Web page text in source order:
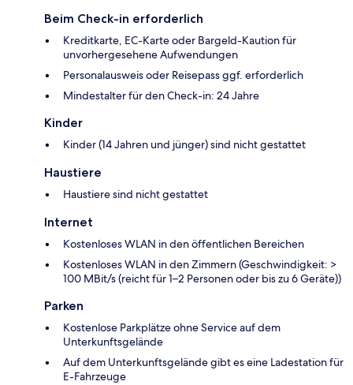
Beim Check-in erforderlich
Kreditkarte, EC-Karte oder Bargeld-Kaution für
unvorhergesehene Aufwendungen
Personalausweis oder Reisepass ggf. erforderlich
Mindestalter für den Check-in: 24 Jahre
Kinder
Kinder (14 Jahren und jünger) sind nicht gestattet
Haustiere
Haustiere sind nicht gestattet
Internet
Kostenloses WLAN in den öffentlichen Bereichen
Kostenloses WLAN in den Zimmern (Geschwindigkeit: >
100 MBit/s (reicht für 1–2 Personen oder bis zu 6 Geräte))
Parken
Kostenlose Parkplätze ohne Service auf dem
Unterkunftsgelände
Auf dem Unterkunftsgelände gibt es eine Ladestation für
E-Fahrzeuge